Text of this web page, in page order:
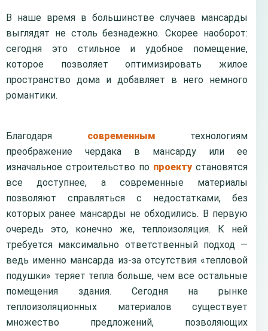
В наше время в большинстве случаев мансарды
выглядят не столь безнадежно. Скорее наоборот:
сегодня это стильное и удобное помещение,
которое позволяет оптимизировать жилое
пространство дома и добавляет в него немного
романтики.
Благодаря современным технологиям
преображение чердака в мансарду или ее
изначальное строительство по проектустановятся
все доступнее, а современные материалы
позволяют справляться с недостатками, без
которых ранее мансарды не обходились. В первую
очередь это, конечно же, теплоизоляция. К ней
требуется максимально ответственный подход —
ведь именно мансарда из-за отсутствия «тепловой
подушки» теряет тепла больше, чем все остальные
помещения здания. Сегодня на рынке
теплоизоляционных материалов существует
множество предложений, позволяющих